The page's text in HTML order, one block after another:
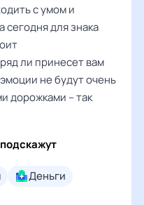
с умом и
сегодня для знака
ли принесет вам
не будут очень
дорожками – так
Деньги